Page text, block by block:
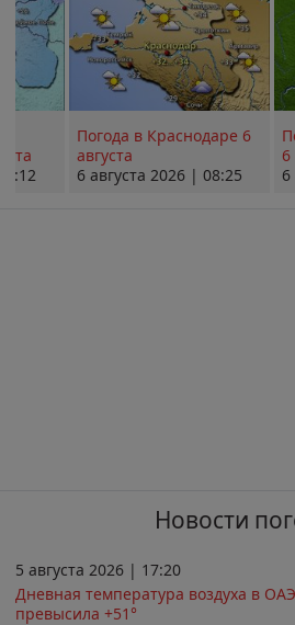
Погода в Краснодаре 6
августа
6 августа 2026 | 08:25
6
6
Новости
5 августа 2026 | 17:20
Дневная температура воздуха в ОАЭ
превысила +51°